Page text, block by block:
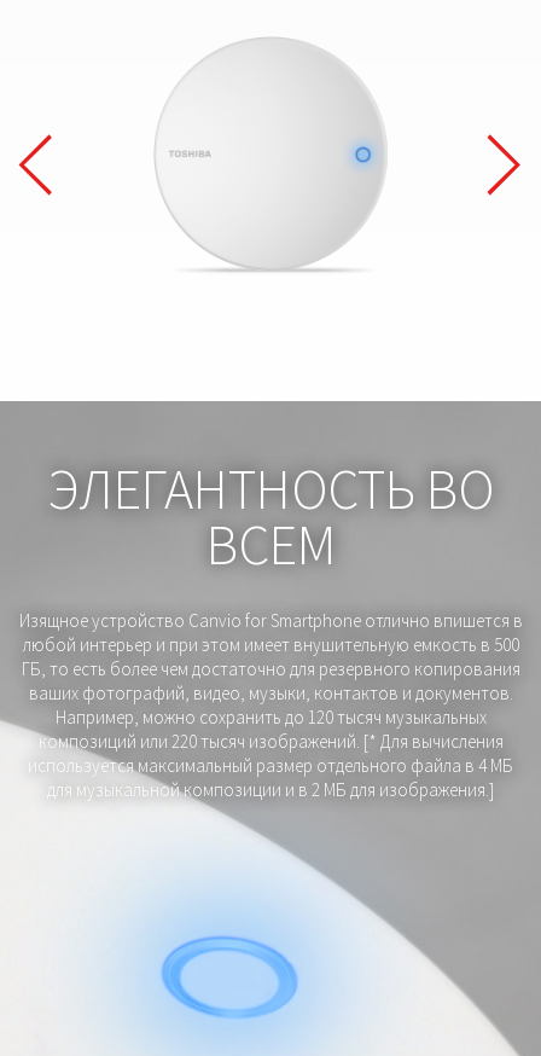
ЭЛЕГАНТНОСТЬ ВО
ВСЕМ
Изящное устройство Canvio for Smartphone отлично впишется в
любой интерьер и при этом имеет внушительную емкость в 500
ГБ, то есть более чем достаточно для резервного копирования
ваших фотографий, видео, музыки, контактов и документов.
Например, можно сохранить до 120 тысяч музыкальных
композиций или 220 тысяч изображений. [* Для вычисления
используется максимальный размер отдельного файла в 4 МБ
для музыкальной композиции и в 2 МБ для изображения.]